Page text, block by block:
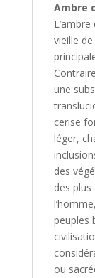
Ambre
vieille
une
cerise
léger,
des
des
peuples
ou